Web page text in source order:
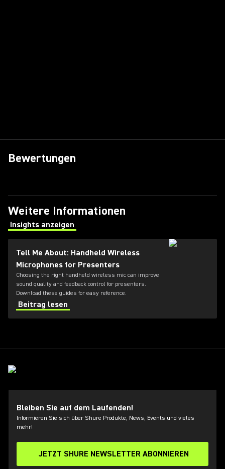
Bewertungen
Weitere Informationen
Insights anzeigen
(Opens in a new tab)
Tell Me About: Handheld Wireless
Microphones for Presenters
Choosing the right handheld wireless mic can improve
sound quality and feedback control for presenters.
Download these guides for easy reference.
Beitrag lesen
Bleiben Sie auf dem Laufenden!
Informieren Sie sich über Shure Produkte, News, Events und vieles
mehr!
JETZT SHURE NEWSLETTER ABONNIEREN